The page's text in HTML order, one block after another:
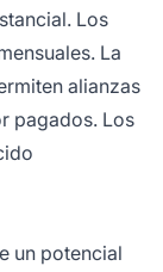
Los
La
alianzas
pagados. Los
un potencial